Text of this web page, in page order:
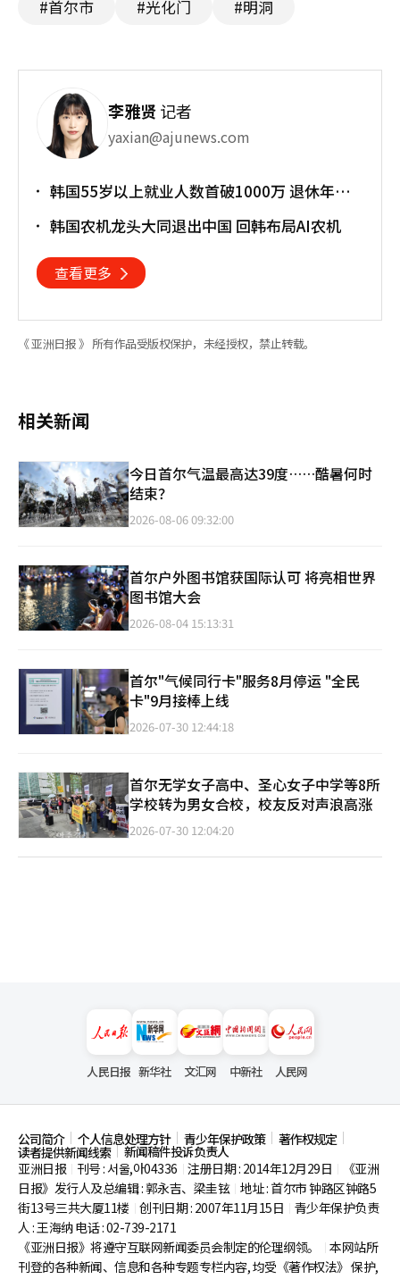
#首尔市 #光化门 #明洞
李雅贤记者
yaxian@ajunews.com
韩国55岁以上就业人数首破1000万 退休年龄
韩国农机龙头大同退出中国 回韩布局AI农机
查看更多
《 亚洲日报 》 所有作品受版权保护，未经授权，禁止转载。
相关新闻
今日首尔气温最高达39度……酷暑何时
结束？
2026-08-06 09:32:00
首尔户外图书馆获国际认可 将亮相世界
图书馆大会
2026-08-04 15:13:31
首尔"气候同行卡"服务8月停运 "全民
卡"9月接棒上线
2026-07-30 12:44:18
首尔无学女子高中、圣心女子中学等8所
学校转为男女合校，校友反对声浪高涨
2026-07-30 12:04:20
人民日报 新华社 文汇网 中新社 人民网
公司简介 个人信息处理方针 青少年保护政策 著作权规定
读者提供新闻线索
新闻稿件投诉负责人
亚洲日报
刊号 : 서울,아04336 注册日期 : 2014年12月29日
《亚洲
日报》发行人及总编辑 : 郭永吉、梁圭铉 地址 : 首尔市钟路区钟路5
街13号三共大厦11楼 创刊日期 : 2007年11月15日
青少年保护负责
人 : 王海纳 电话 : 02-739-2171
《亚洲日报》将遵守互联网新闻委员会制定的伦理纲领。
本网站所
刊登的各种新闻、信息和各种专题专栏内容, 均受《著作权法》 保护,